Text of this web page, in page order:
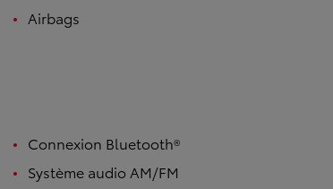
Airbags
Connexion Bluetooth®
Système audio AM/FM